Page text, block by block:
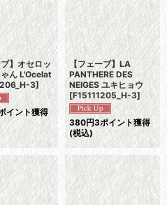
込む
】オセロッ
ん L'Ocelat
3]
イント獲得
【フェーブ】LA
PANTHERE DES
NEIGES ユキヒョウ
[F15111205_H-3]
380円3ポイント獲得
(税込)